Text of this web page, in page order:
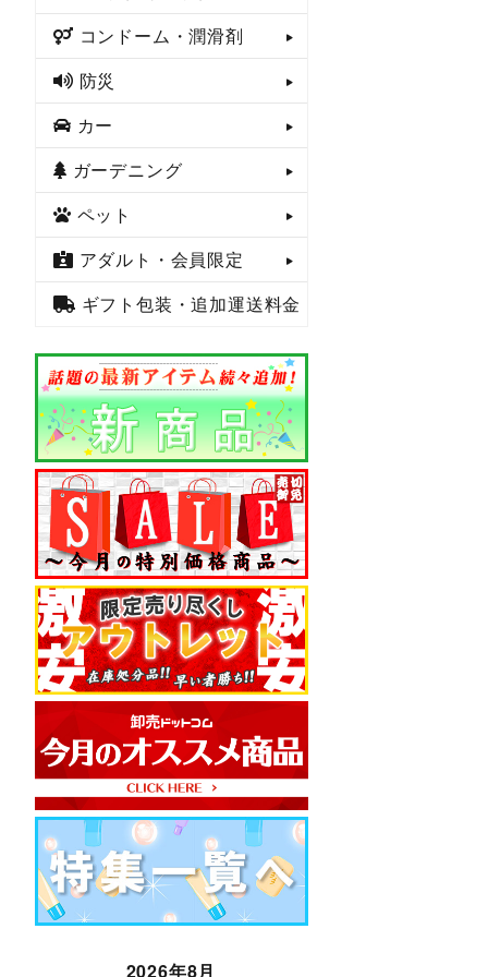
コンドーム・潤滑剤
防災
カー
ガーデニング
ペット
アダルト・会員限定
ギフト包装・追加運送料金
2026年8月